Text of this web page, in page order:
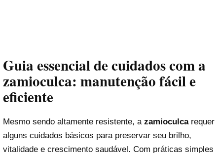
Guia essencial de cuidados com a
zamioculca: manutenção fácil e
eficiente
Mesmo sendo altamente resistente, a zamioculcarequer
alguns cuidados básicos para preservar seu brilho,
vitalidade e crescimento saudável. Com práticas simples